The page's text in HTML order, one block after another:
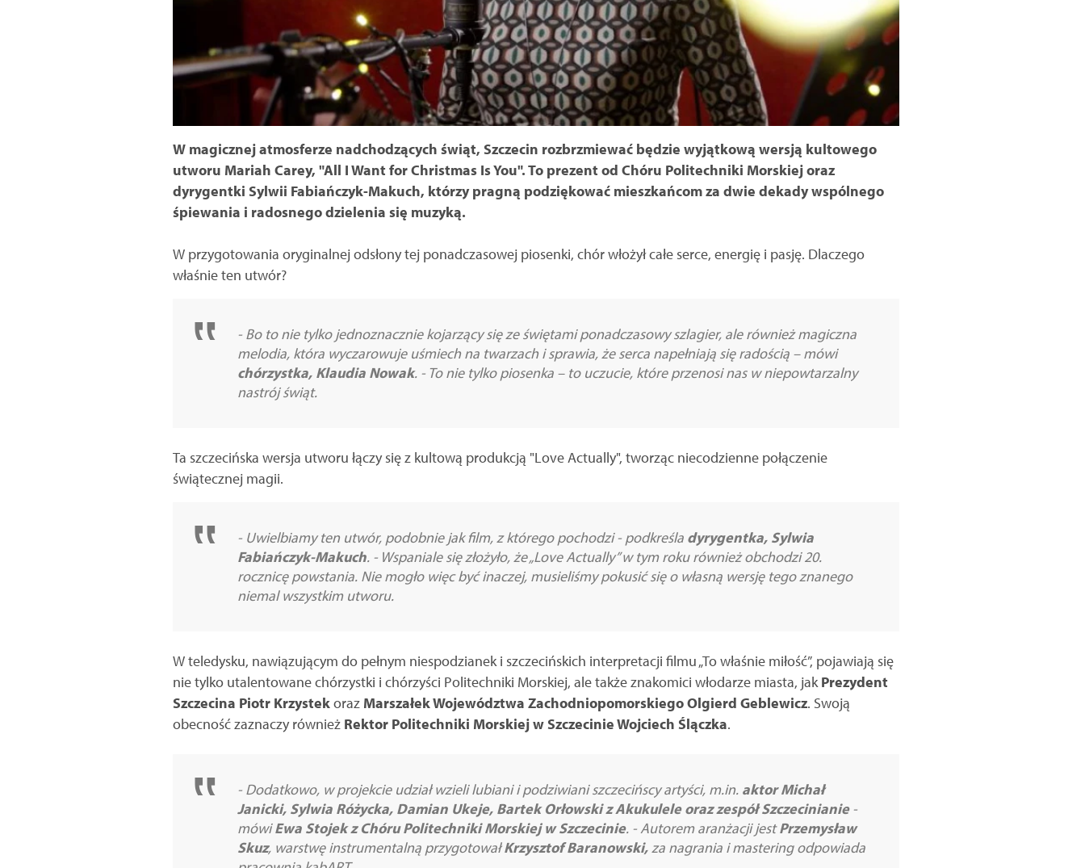
W magicznej atmosferze nadchodzących świąt, Szczecin rozbrzmiewać będzie wyjątkową wersją kultowego
utworu Mariah Carey, "All I Want for Christmas Is You". To prezent od Chóru Politechniki Morskiej oraz
dyrygentki Sylwii Fabiańczyk-Makuch, którzy pragną podziękować mieszkańcom za dwie dekady wspólnego
śpiewania i radosnego dzielenia się muzyką.
W przygotowania oryginalnej odsłony tej ponadczasowej piosenki, chór włożył całe serce, energię i pasję. Dlaczego
właśnie ten utwór?
- Bo to nie tylko jednoznacznie kojarzący się ze świętami ponadczasowy szlagier, ale również magiczna
melodia, która wyczarowuje uśmiech na twarzach i sprawia, że serca napełniają się radością – mówi
chórzystka, Klaudia Nowak. - To nie tylko piosenka – to uczucie, które przenosi nas w niepowtarzalny
nastrój świąt.
Ta szczecińska wersja utworu łączy się z kultową produkcją "Love Actually", tworząc niecodzienne połączenie
świątecznej magii.
- Uwielbiamy ten utwór, podobnie jak film, z którego pochodzi - podkreśla dyrygentka, Sylwia
Fabiańczyk-Makuch. - Wspaniale się złożyło, że „Love Actually” w tym roku również obchodzi 20.
rocznicę powstania. Nie mogło więc być inaczej, musieliśmy pokusić się o własną wersję tego znanego
niemal wszystkim utworu.
W teledysku, nawiązującym do pełnym niespodzianek i szczecińskich interpretacji filmu „To właśnie miłość”, pojawiają się
nie tylko utalentowane chórzystki i chórzyści Politechniki Morskiej, ale także znakomici włodarze miasta, jakPrezydent
Szczecina Piotr Krzystekoraz Marszałek Województwa Zachodniopomorskiego Olgierd Geblewicz. Swoją
obecność zaznaczy również Rektor Politechniki Morskiej w Szczecinie Wojciech Ślączka.
- Dodatkowo, w projekcie udział wzieli lubiani i podziwiani szczecińscy artyści, m.in. aktor Michał
Janicki, Sylwia Różycka, Damian Ukeje, Bartek Orłowski z Akukulele oraz zespół Szczecinianie-
mówiEwa Stojek z Chóru Politechniki Morskiej w Szczecinie. - Autorem aranżacji jestPrzemysław
Skuz, warstwę instrumentalną przygotowałKrzysztof Baranowski,za nagrania i mastering odpowiada